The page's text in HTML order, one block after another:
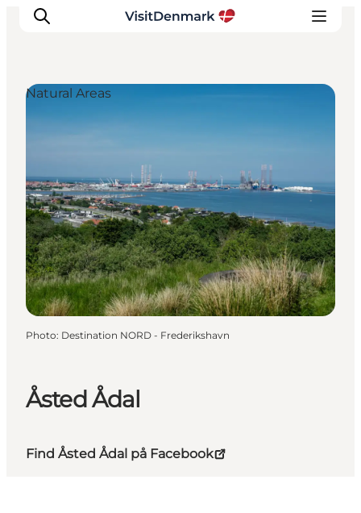
Inspirations
Quoi faire
Hébergements
Planifiez votre voyage
Åsted Ådal
Find Åsted Ådal på Facebook
Natural Areas
Photo: Destination NORD - Frederikshavn